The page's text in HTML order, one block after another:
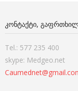
ᲙᲝᲜᲢᲐᲥᲢᲘ,
Tel.: 577 235 400
skype: Medgeo.net